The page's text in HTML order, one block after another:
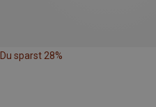
Du sparst 28%